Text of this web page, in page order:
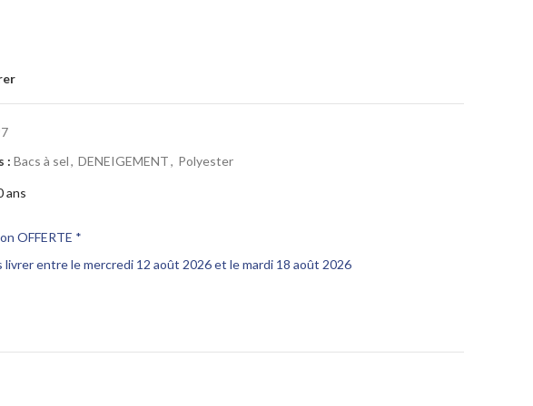
: Bacs à sel, DENEIGEMENT, Polyester
ans
OFFERTE *
livrer entre le mercredi 12 août 2026 et le mardi 18 août 2026